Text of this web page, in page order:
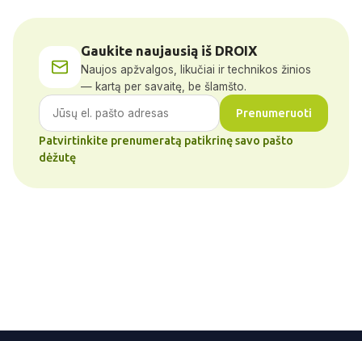
Gaukite naujausią iš DROIX
Naujos apžvalgos, likučiai ir technikos žinios
— kartą per savaitę, be šlamšto.
Prenumeruoti
Patvirtinkite prenumeratą patikrinę savo pašto
dėžutę